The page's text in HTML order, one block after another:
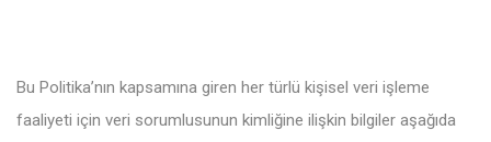
Bu Politika’nın kapsamına giren her türlü kişisel veri işleme
faaliyeti için veri sorumlusunun kimliğine ilişkin bilgiler aşağıda